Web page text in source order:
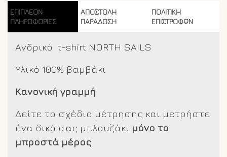
blue
ποσότητα
ΕΠΙΠΛΈΟΝ
ΠΛΗΡΟΦΟΡΊΕΣ
ΑΠΟΣΤΟΛΗ
ΠΑΡΑΔΟΣΗ
ΠΟΛΙΤΙΚΗ
ΕΠΙΣΤΡΟΦΩΝ
Ανδρικό t-shirt NORTH SAILS
Υλικό 100% βαμβάκι
Κανονική γραμμή
Δείτε το σχέδιο μέτρησης και μετρήστε
ένα δικό σας μπλουζάκι μόνο το
μπροστά μέρος